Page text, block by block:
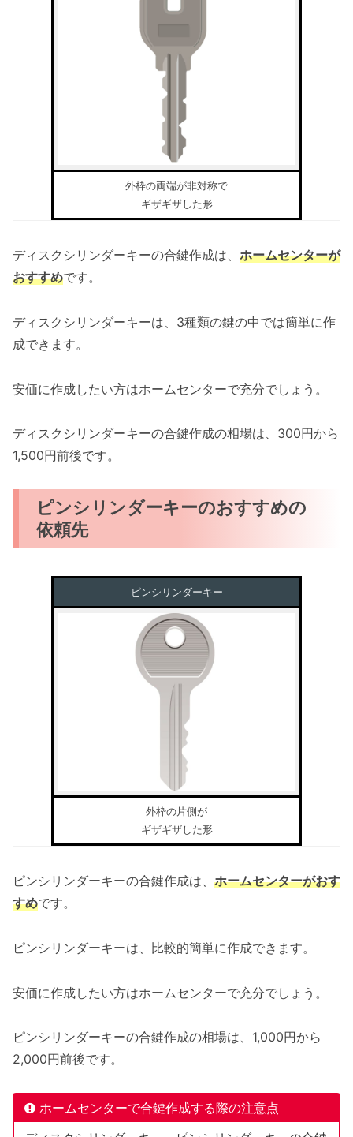
外枠の両端が非対称で
ギザギザした形
ディスクシリンダーキーの合鍵作成は、 ホームセンターが
おすすめです。
ディスクシリンダーキーは、3種類の鍵の中では簡単に作
成できます。
安価に作成したい方はホームセンターで充分でしょう。
ディスクシリンダーキーの合鍵作成の相場は、300円から
1,500円前後です。
ピンシリンダーキーのおすすめの
依頼先
ピンシリンダーキー
外枠の片側が
ギザギザした形
ピンシリンダーキーの合鍵作成は、 ホームセンターがおす
すめです。
ピンシリンダーキーは、比較的簡単に作成できます。
安価に作成したい方はホームセンターで充分でしょう。
ピンシリンダーキーの合鍵作成の相場は、1,000円から
2,000円前後です。
ホームセンターで合鍵作成する際の注意点